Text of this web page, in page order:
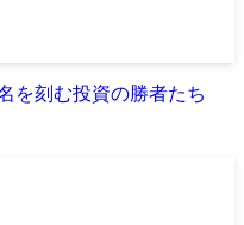
を刻む投資の勝者たち